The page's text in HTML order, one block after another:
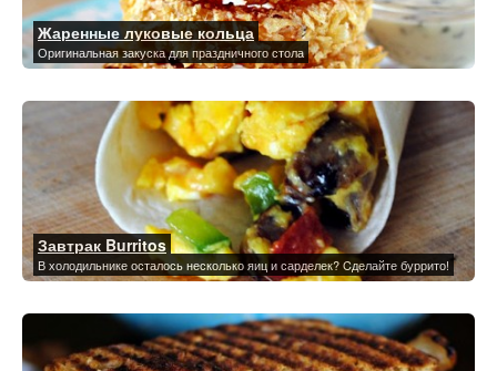
Жаренные луковые кольца
Оригинальная закуска для праздничного стола
Завтрак Burritos
В холодильнике осталось несколько яиц и сарделек? Cделайте буррито!